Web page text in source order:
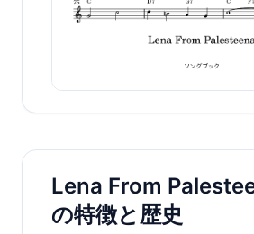
Lena From
の特徴と歴史